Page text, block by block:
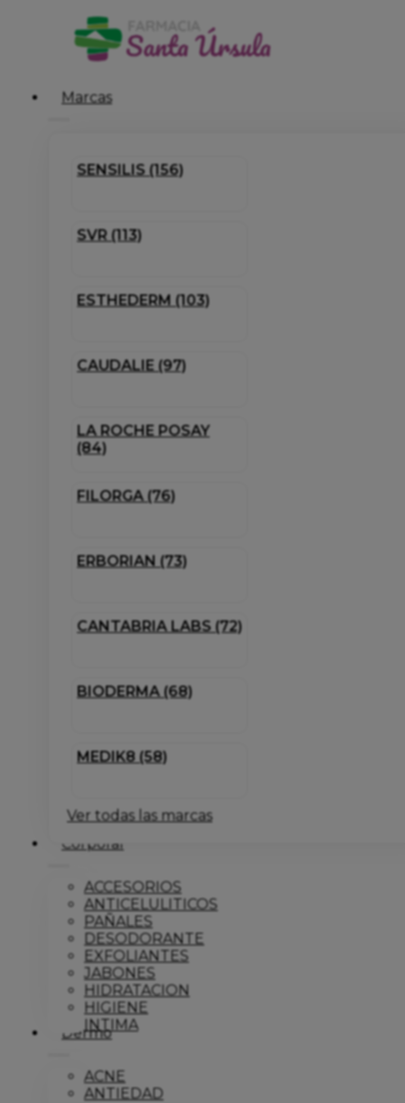
Marcas
SENSILIS (156)
SVR (113)
ESTHEDERM (103)
CAUDALIE (97)
LA ROCHE POSAY
(84)
FILORGA (76)
ERBORIAN (73)
CANTABRIA LABS (72)
BIODERMA (68)
MEDIK8 (58)
Ver todas las marcas
Corporal
ACCESORIOS
ANTICELULITICOS
PAÑALES
DESODORANTE
EXFOLIANTES
JABONES
HIDRATACION
HIGIENE
INTIMA
Dermo
ACNE
ANTIEDAD